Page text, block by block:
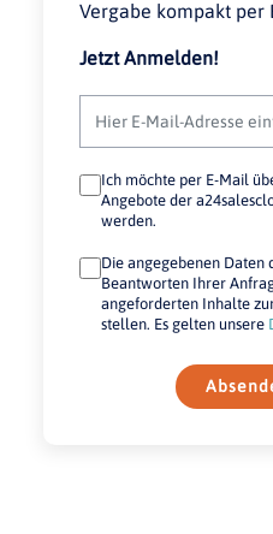
Vergabe kompakt per
Jetzt Anmelden!
Ich möchte per E-Mail
Angebote der
werden.
Die angegebenen Daten
Beantworten Ihrer
angeforderten Inhalte
stellen. Es gelten unsere